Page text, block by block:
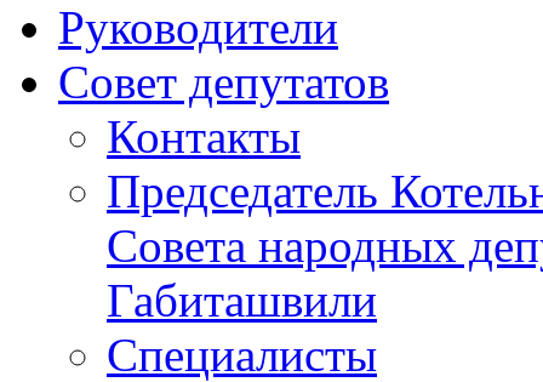
Руководители
Совет депутатов
Контакты
Председатель
Совета народных
Габиташвили
Специалисты